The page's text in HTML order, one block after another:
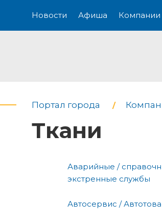
Новости Афиша Компании
Портал города
Ткани
Аварийные /
экстренные службы
Автосервис /